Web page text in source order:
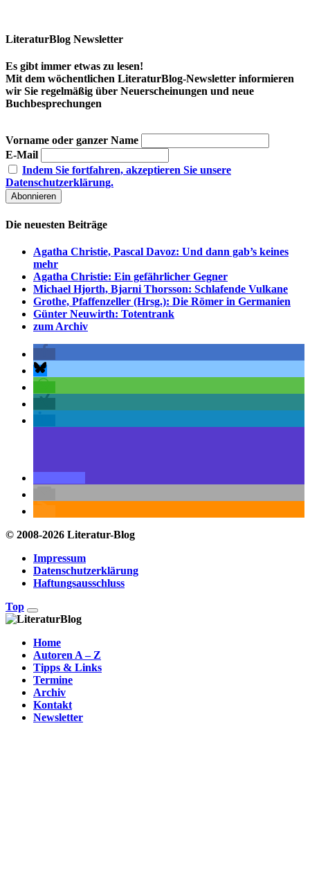
LiteraturBlog Newsletter
Es gibt immer etwas zu lesen!
Mit dem wöchentlichen LiteraturBlog-Newsletter informieren
wir Sie regelmäßig über Neuerscheinungen und neue
Buchbesprechungen
Vorname oder ganzer Name
E-Mail
Indem Sie fortfahren, akzeptieren Sie unsere
Datenschutzerklärung.
Die neuesten Beiträge
Agatha Christie, Pascal Davoz: Und dann gab’s keines
mehr
Agatha Christie: Ein gefährlicher Gegner
Michael Hjorth, Bjarni Thorsson: Schlafende Vulkane
Grothe, Pfaffenzeller (Hrsg.): Die Römer in Germanien
Günter Neuwirth: Totentrank
zum Archiv
© 2008-2026 Literatur-Blog
Impressum
Datenschutzerklärung
Haftungsausschluss
Top
Home
Autoren A – Z
Tipps & Links
Termine
Archiv
Kontakt
Newsletter